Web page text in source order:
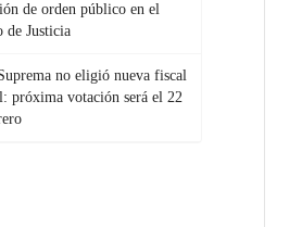
de orden público en el
de Justicia
no eligió nueva fiscal
próxima votación será el 22